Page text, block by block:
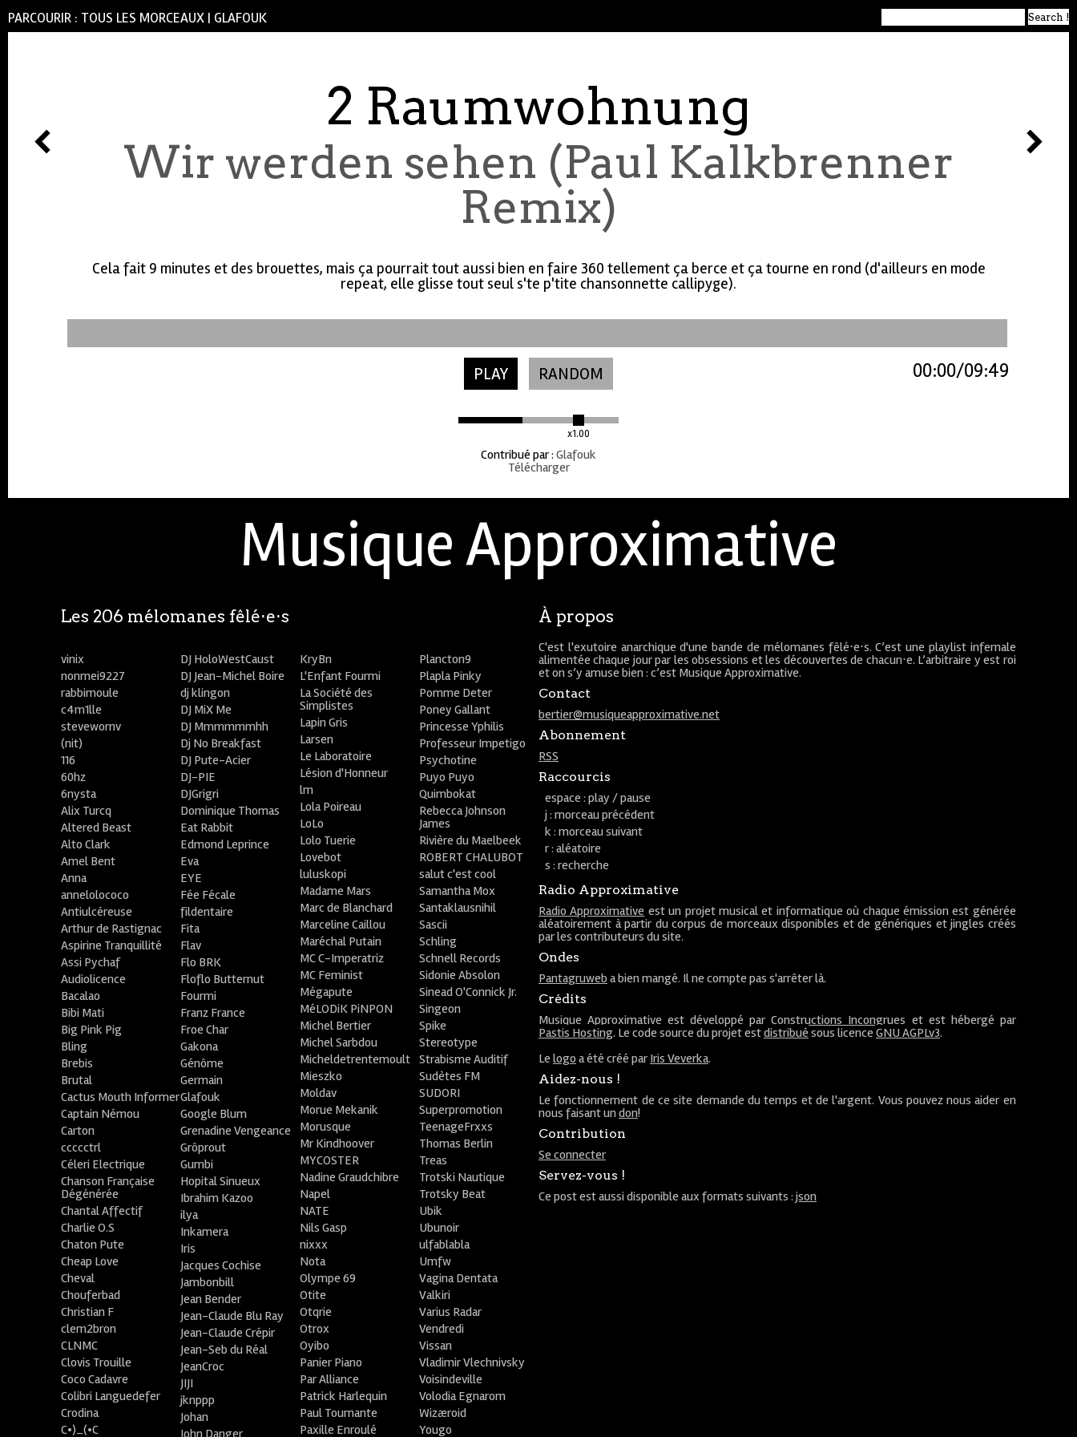
PARCOURIR : TOUS LES MORCEAUX | GLAFOUK
2 Raumwohnung
Wir werden sehen (Paul Kalkbrenner
Remix)
Cela fait 9 minutes et des brouettes, mais ça pourrait tout aussi bien en faire 360 tellement ça berce et ça tourne en rond (d'ailleurs en mode
repeat, elle glisse tout seul s'te p'tite chansonnette callipyge).
PLAY RANDOM
x1.00
09:49
00:00
Contribué par: Glafouk
Télécharger
Musique Approximative
À propos
C'est l'exutoire anarchique d'une bande de mélomanes fêlé⋅e⋅s. C’est une playlist infernale
alimentée chaque jour par les obsessions et les découvertes de chacun⋅e. L’arbitraire y est roi
et on s’y amuse bien : c’est Musique Approximative.
Contact
bertier@musiqueapproximative.net
Abonnement
RSS
Raccourcis
espace : play / pause
j : morceau précédent
k : morceau suivant
r : aléatoire
s : recherche
Radio Approximative
Radio Approximative est un projet musical et informatique où chaque émission est générée
aléatoirement à partir du corpus de morceaux disponibles et de génériques et jingles créés
par les contributeurs du site.
Ondes
Pantagruweb a bien mangé. Il ne compte pas s'arrêter là.
Crédits
Musique Approximative est développé parConstructions Incongrues et est hébergé par
Pastis Hosting. Le code source du projet estdistribué sous licence GNU AGPLv3.
Le logo a été créé par Iris Veverka.
Aidez-nous !
Le fonctionnement de ce site demande du temps et de l'argent. Vous pouvez nous aider en
nous faisant undon!
Contribution
Se connecter
Servez-vous !
Ce post est aussi disponible aux formats suivants : json
Les 206 mélomanes fêlé⋅e⋅s
vinix
nonmei9227
rabbimoule
c4m1lle
stevewornv
(nit)
116
60hz
6nysta
Alix Turcq
Altered Beast
Alto Clark
Amel Bent
Anna
annelolococo
Antiulcéreuse
Arthur de Rastignac
Aspirine Tranquillité
Assi Pychaf
Audiolicence
Bacalao
Bibi Mati
Big Pink Pig
Bling
Brebis
Brutal
Cactus Mouth Informer
Captain Némou
Carton
ccccctrl
Céleri Electrique
Chanson Française
Dégénérée
Chantal Affectif
Charlie O.S
Chaton Pute
Cheap Love
Cheval
Chouferbad
Christian F
clem2bron
CLNMC
Clovis Trouille
Coco Cadavre
Colibri Languedefer
Crodina
C•)_(•C
DJ HoloWestCaust
DJ Jean-Michel Boire
dj klingon
DJ MiX Me
DJ Mmmmmmhh
Dj No Breakfast
DJ Pute-Acier
DJ-PIE
DJGrigri
Dominique Thomas
Eat Rabbit
Edmond Leprince
Eva
EYE
Fée Fécale
fildentaire
Fita
Flav
Flo BRK
Floflo Butternut
Fourmi
Franz France
Froe Char
Gakona
Génôme
Germain
Glafouk
Google Blum
Grenadine Vengeance
Grôprout
Gumbi
Hopital Sinueux
Ibrahim Kazoo
ilya
Inkamera
Iris
Jacques Cochise
Jambonbill
Jean Bender
Jean-Claude Blu Ray
Jean-Claude Crépir
Jean-Seb du Réal
JeanCroc
JIJI
jknppp
Johan
John Danger
KryBn
L'Enfant Fourmi
La Société des
Simplistes
Lapin Gris
Larsen
Le Laboratoire
Lésion d'Honneur
lm
Lola Poireau
LoLo
Lolo Tuerie
Lovebot
luluskopi
Madame Mars
Marc de Blanchard
Marceline Caillou
Maréchal Putain
MC C-Imperatriz
MC Feminist
Mégapute
MéLODiK PiNPON
Michel Bertier
Michel Sarbdou
Micheldetrentemoult
Mieszko
Moldav
Morue Mekanik
Morusque
Mr Kindhoover
MYCOSTER
Nadine Graudchibre
Napel
NATE
Nils Gasp
nixxx
Nota
Olympe 69
Otite
Otqrie
Otrox
Oyibo
Panier Piano
Par Alliance
Patrick Harlequin
Paul Tournante
Paxille Enroulé
Plancton9
Plapla Pinky
Pomme Deter
Poney Gallant
Princesse Yphilis
Professeur Impetigo
Psychotine
Puyo Puyo
Quimbokat
Rebecca Johnson
James
Rivière du Maelbeek
ROBERT CHALUBOT
salut c'est cool
Samantha Mox
Santaklausnihil
Sascii
Schling
Schnell Records
Sidonie Absolon
Sinead O'Connick Jr.
Singeon
Spike
Stereotype
Strabisme Auditif
Sudètes FM
SUDORI
Superpromotion
TeenageFrxxs
Thomas Berlin
Treas
Trotski Nautique
Trotsky Beat
Ubik
Ubunoir
ulfablabla
Umfw
Vagina Dentata
Valkiri
Varius Radar
Vendredi
Vissan
Vladimir Vlechnivsky
Voisindeville
Volodia Egnarom
Wizæroid
Yougo